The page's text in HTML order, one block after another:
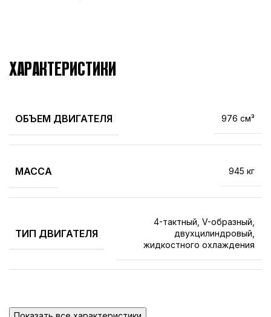
ХАРАКТЕРИСТИКИ
ОБЪЕМ ДВИГАТЕЛЯ 976 см³
МАССА 945 кг
ТИП ДВИГАТЕЛЯ
4-тактный, V-образный,
двухцилиндровый,
жидкостного охлаждения